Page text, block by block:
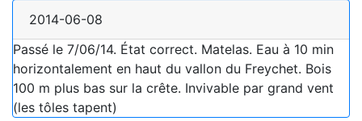
2014-06-08
Passé le 7/06/14. État correct. Matelas. Eau à 10 min
horizontalement en haut du vallon du Freychet. Bois
100 m plus bas sur la crête. Invivable par grand vent
(les tôles tapent)